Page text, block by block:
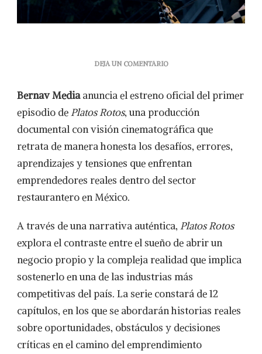
DEJA UN COMENTARIOEN
ESTRENA
“PLATOS
ROTOS”,
UNA
SERIE
DOCUMENTAL
QUE
LA
EMPRENDIMIENTO
RESTAURANTERO
MÉXICO
Bernav Mediaanuncia el estreno oficial del primer
episodio dePlatos Rotos, una producción
documental con visión cinematográfica que
retrata de manera honesta los desafíos, errores,
aprendizajes y tensiones que enfrentan
emprendedores reales dentro del sector
restaurantero en México.
A través de una narrativa auténtica, Platos Rotos
explora el contraste entre el sueño de abrir un
negocio propio y la compleja realidad que implica
sostenerlo en una de las industrias más
competitivas del país. La serie constará de 12
capítulos, en los que se abordarán historias reales
sobre oportunidades, obstáculos y decisiones
críticas en el camino del emprendimiento